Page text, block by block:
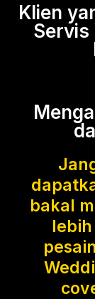
Klien
Servis
bakal